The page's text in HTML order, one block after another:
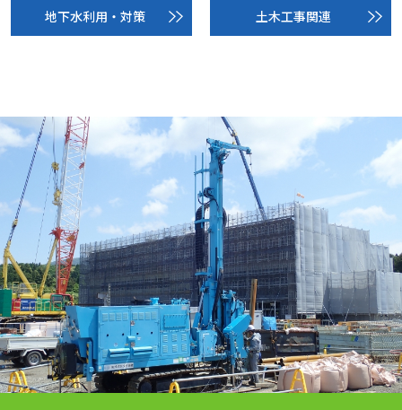
地下水利用・対策 土木工事関連